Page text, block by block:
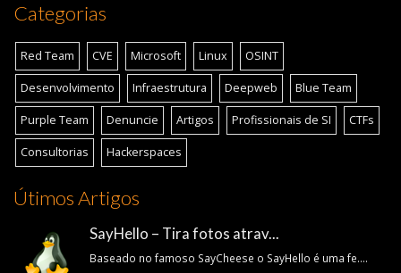
Categorias
Red Team CVE Microsoft Linux OSINT
Desenvolvimento Infraestrutura Deepweb Blue Team
Purple Team Denuncie Artigos Profissionais de SI CTFs
Consultorias Hackerspaces
Útimos Artigos
SayHello – Tira fotos atrav...
Baseado no famoso SayCheese o SayHello é uma fe....